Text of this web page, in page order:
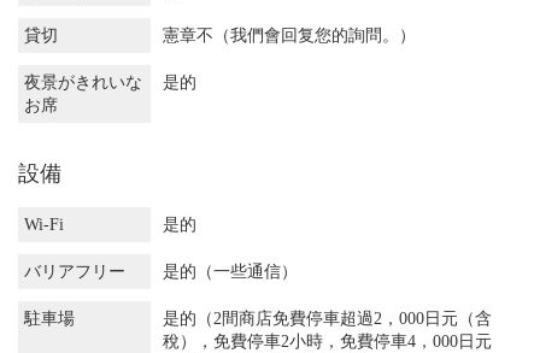
貸切 憲章不（我們會回复您的詢問。）
夜景がきれいな
お席
是的
設備
Wi-Fi 是的
バリアフリー 是的（一些通信）
駐車場
是的（2間商店免費停車超過2，000日元（含
稅），免費停車2小時，免費停車4，000日元